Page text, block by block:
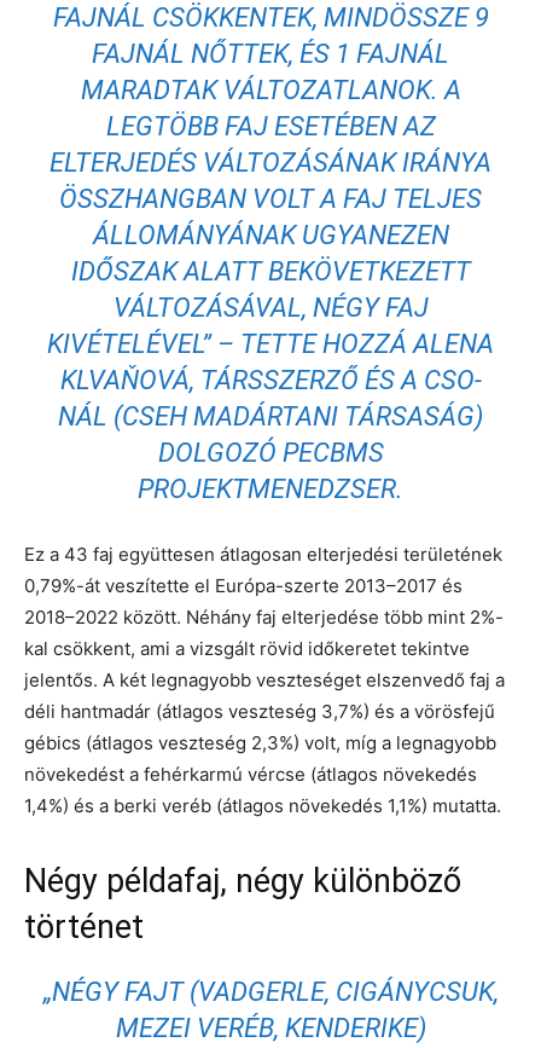
FAJNÁL CSÖKKENTEK, MINDÖSSZE 9
FAJNÁL NŐTTEK, ÉS 1 FAJNÁL
MARADTAK VÁLTOZATLANOK. A
LEGTÖBB FAJ ESETÉBEN AZ
ELTERJEDÉS VÁLTOZÁSÁNAK IRÁNYA
ÖSSZHANGBAN VOLT A FAJ TELJES
ÁLLOMÁNYÁNAK UGYANEZEN
IDŐSZAK ALATT BEKÖVETKEZETT
VÁLTOZÁSÁVAL, NÉGY FAJ
KIVÉTELÉVEL”– TETTE HOZZÁ ALENA
KLVAŇOVÁ, TÁRSSZERZŐ ÉS A CSO-
NÁL (CSEH MADÁRTANI TÁRSASÁG)
DOLGOZÓ PECBMS
PROJEKTMENEDZSER.
Ez a 43 faj együttesen átlagosan elterjedési területének
0,79%-át veszítette el Európa-szerte 2013–2017 és
2018–2022 között. Néhány faj elterjedése több mint 2%-
kal csökkent, ami a vizsgált rövid időkeretet tekintve
jelentős. A két legnagyobb veszteséget elszenvedő faj a
déli hantmadár (átlagos veszteség 3,7%) és a vörösfejű
gébics (átlagos veszteség 2,3%) volt, míg a legnagyobb
növekedést a fehérkarmú vércse (átlagos növekedés
1,4%) és a berki veréb (átlagos növekedés 1,1%) mutatta.
Négy példafaj, négy különböző
történet
„NÉGY FAJT (VADGERLE, CIGÁNYCSUK,
MEZEI VERÉB, KENDERIKE)